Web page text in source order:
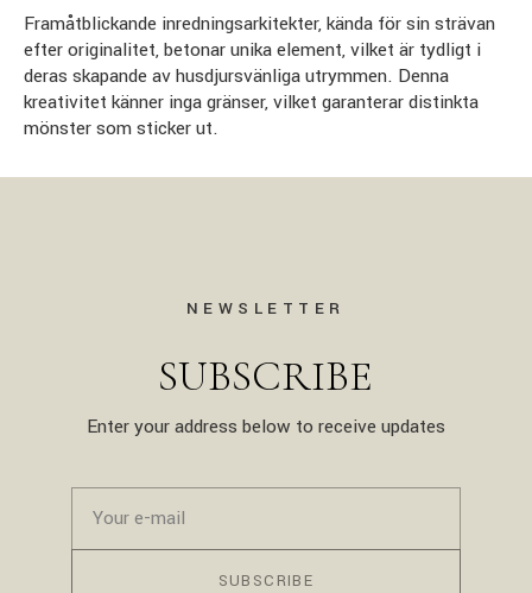
Framåtblickande inredningsarkitekter, kända för sin strävan
efter originalitet, betonar unika element, vilket är tydligt i
deras skapande av husdjursvänliga utrymmen. Denna
kreativitet känner inga gränser, vilket garanterar distinkta
mönster som sticker ut.
NEWSLETTER
SUBSCRIBE
Enter your address below to receive updates
SUBSCRIBE